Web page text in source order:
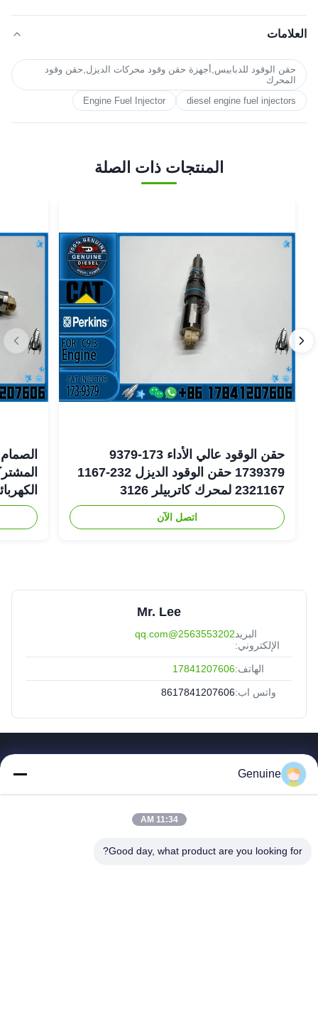
العلامات
حقن الوقود للدبابيس,أجهزة حقن وقود محركات الديزل,حقن وقود
المحرك
diesel engine fuel injectors
Engine Fuel Injector
المنتجات ذات الصلة
حقن الوقود عالي الأداء 173-9379
1739379 حقن الوقود الديزل 232-1167
2321167 لمحرك كاتربيلر 3126
اتصل الآن
Mr. Lee
البريد
الإلكتروني:
2563553202@qq.com
الهاتف:17841207606
واتس اب:8617841207606
حول بنا
ضبط الجودة
Genuine
11:34 AM
Good day, what product are you looking for?